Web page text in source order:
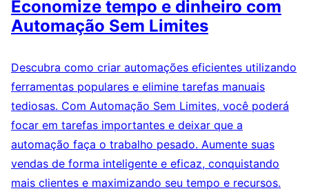
Economize tempo e dinheiro com
Automação Sem Limites
Descubra como criar automações eficientes utilizando
ferramentas populares e elimine tarefas manuais
tediosas. Com Automação Sem Limites, você poderá
focar em tarefas importantes e deixar que a
automação faça o trabalho pesado. Aumente suas
vendas de forma inteligente e eficaz, conquistando
mais clientes e maximizando seu tempo e recursos.